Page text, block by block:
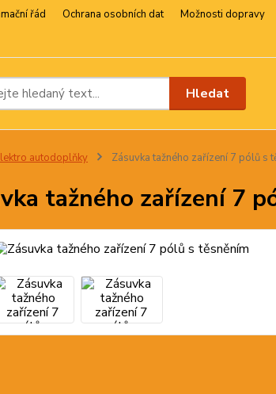
řád Ochrana osobních dat Možnosti dopravy
Hledat
autodoplňky Zásuvka tažného zařízení 7 pólů s
tažného zařízení 7